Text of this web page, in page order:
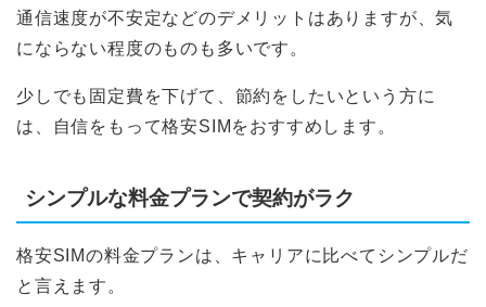
通信速度が不安定などのデメリットはありますが、気
にならない程度のものも多いです。
少しでも固定費を下げて、節約をしたいという方に
は、自信をもって格安SIMをおすすめします。
シンプルな料金プランで契約がラク
格安SIMの料金プランは、キャリアに比べてシンプルだ
と言えます。